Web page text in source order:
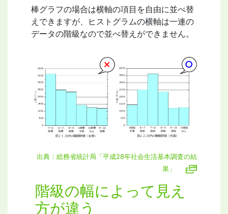
棒グラフの場合は横軸の項目を自由に並べ替
えできますが、ヒストグラムの横軸は一連の
データの階級なので並べ替えができません。
出典：総務省統計局「平成28年社会生活基本調査の結
果」
階級の幅によって見え
方が違う